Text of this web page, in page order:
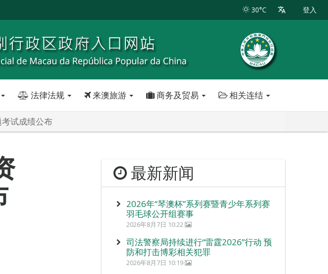
30°C 登入
法律法规 来澳旅游 商务及贸易 相关连结
试成绩公布
最新新闻
2026年“琴澳杯”系列赛暨青少年系列赛
羽毛球公开组赛事
2026年8月7日 10:22
司法警察局持续进行“雷霆2026”行动 预
防和打击博彩相关犯罪
2026年8月7日 10:19